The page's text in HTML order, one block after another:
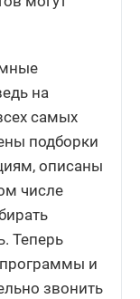
на
самых
подборки
описаны
числе
Теперь
и
звонить